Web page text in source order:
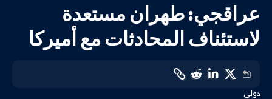
عراقجي: طهران مستعدة
لاستئناف المحادثات مع أميركا
دولي